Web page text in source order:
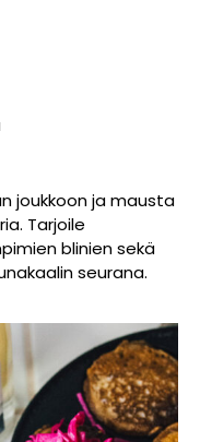
joukkoon ja mausta
Tarjoile
blinien sekä
seurana.